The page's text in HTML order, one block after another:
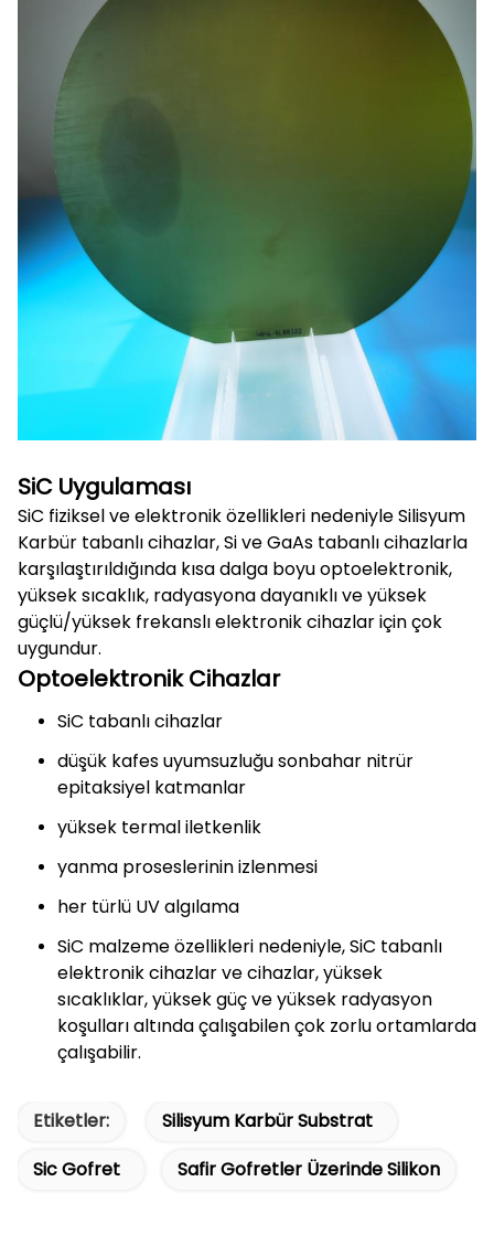
SiC Uygulaması
SiC fiziksel ve elektronik özellikleri nedeniyle Silisyum
Karbür tabanlı cihazlar, Si ve GaAs tabanlı cihazlarla
karşılaştırıldığında kısa dalga boyu optoelektronik,
yüksek sıcaklık, radyasyona dayanıklı ve yüksek
güçlü/yüksek frekanslı elektronik cihazlar için çok
uygundur.
Optoelektronik Cihazlar
SiC tabanlı cihazlar
düşük kafes uyumsuzluğu sonbahar nitrür
epitaksiyel katmanlar
yüksek termal iletkenlik
yanma proseslerinin izlenmesi
her türlü UV algılama
SiC malzeme özellikleri nedeniyle, SiC tabanlı
elektronik cihazlar ve cihazlar, yüksek
sıcaklıklar, yüksek güç ve yüksek radyasyon
koşulları altında çalışabilen çok zorlu ortamlarda
çalışabilir.
Etiketler:
Silisyum Karbür Substrat
Sic Gofret
Safir Gofretler Üzerinde Silikon